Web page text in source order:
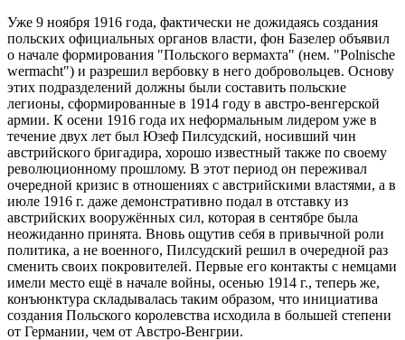
Уже 9 ноября 1916 года, фактически не дожидаясь создания
польских официальных органов власти, фон Базелер объявил
о начале формирования "Польского вермахта" (нем. "Polnische
wermacht") и разрешил вербовку в него добровольцев. Основу
этих подразделений должны были составить польские
легионы, сформированные в 1914 году в австро-венгерской
армии. К осени 1916 года их неформальным лидером уже в
течение двух лет был Юзеф Пилсудский, носивший чин
австрийского бригадира, хорошо известный также по своему
революционному прошлому. В этот период он переживал
очередной кризис в отношениях с австрийскими властями, а в
июле 1916 г. даже демонстративно подал в отставку из
австрийских вооружённых сил, которая в сентябре была
неожиданно принята. Вновь ощутив себя в привычной роли
политика, а не военного, Пилсудский решил в очередной раз
сменить своих покровителей. Первые его контакты с немцами
имели место ещё в начале войны, осенью 1914 г., теперь же,
конъюнктура складывалась таким образом, что инициатива
создания Польского королевства исходила в большей степени
от Германии, чем от Австро-Венгрии.